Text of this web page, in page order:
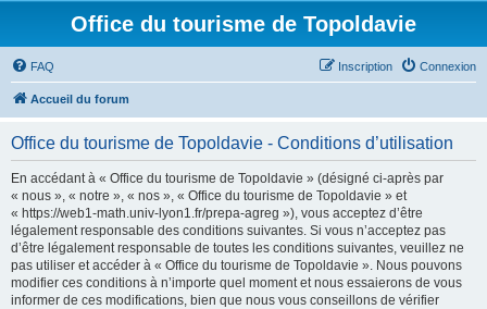
Office du tourisme de Topoldavie
FAQ Connexion
Inscription
Accueil du forum
Office du tourisme de Topoldavie - Conditions d’utilisation
En accédant à « Office du tourisme de Topoldavie » (désigné ci-après par
« nous », « notre », « nos », « Office du tourisme de Topoldavie » et
« https://web1-math.univ-lyon1.fr/prepa-agreg »), vous acceptez d’être
légalement responsable des conditions suivantes. Si vous n’acceptez pas
d’être légalement responsable de toutes les conditions suivantes, veuillez ne
pas utiliser et accéder à « Office du tourisme de Topoldavie ». Nous pouvons
modifier ces conditions à n’importe quel moment et nous essaierons de vous
informer de ces modifications, bien que nous vous conseillons de vérifier